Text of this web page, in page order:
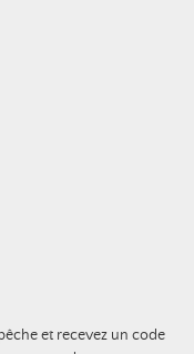
et recevez un code